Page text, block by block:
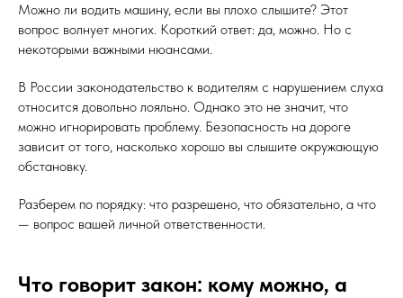
Можно ли водить машину, если вы плохо слышите? Этот
вопрос волнует многих. Короткий ответ: да, можно. Но с
некоторыми важными нюансами.
В России законодательство к водителям с нарушением слуха
относится довольно лояльно. Однако это не значит, что
можно игнорировать проблему. Безопасность на дороге
зависит от того, насколько хорошо вы слышите окружающую
обстановку.
Разберем по порядку: что разрешено, что обязательно, а что
— вопрос вашей личной ответственности.
Что говорит закон: кому можно, а